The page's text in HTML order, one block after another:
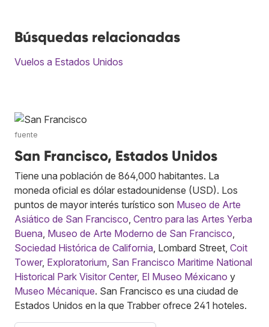
Búsquedas relacionadas
Vuelos a Estados Unidos
fuente
San Francisco, Estados Unidos
Tiene una población de 864,000 habitantes. La
moneda oficial es dólar estadounidense (USD). Los
puntos de mayor interés turístico son Museo de Arte
Asiático de San Francisco Centro para las Artes Yerba
Buena Museo de Arte Moderno de San Francisco
Sociedad Histórica de California , Lombard Street, Coit
Tower, Exploratorium San Francisco Maritime National
Historical Park Visitor Center, El Museo Méxicano y
Museo Mécanique. San Francisco es una ciudad de
Estados Unidos en la que Trabber ofrece 241 hoteles.